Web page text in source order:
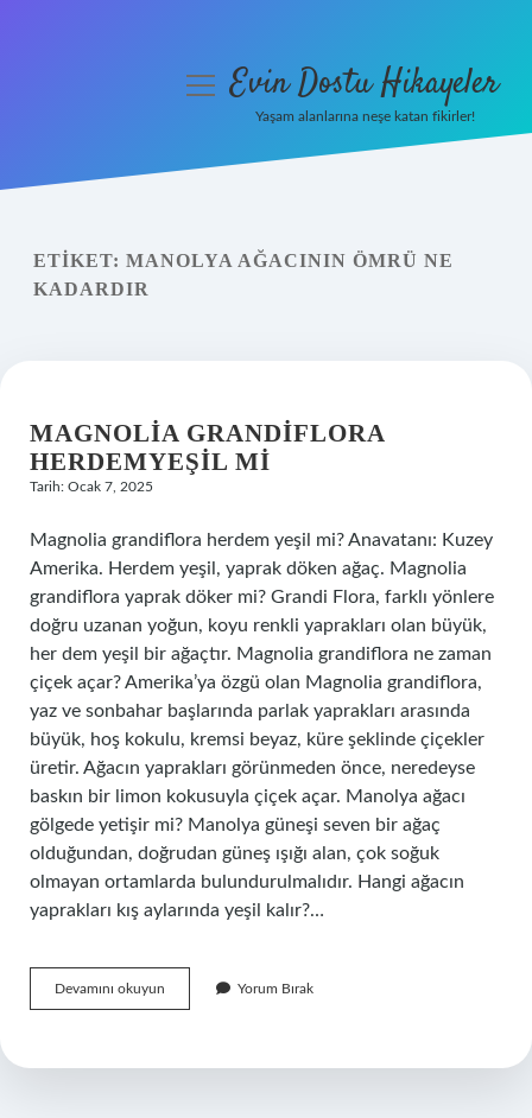
Yasal Uyarı
menüyüEvin Dostu Hikayeler
Yaşam alanlarına neşe katan fikirler!
ETIKET: MANOLYA AĞACININ ÖMRÜ NE
KADARDIR
MAGNOLIA GRANDIFLORA
HERDEMYEŞIL MI
Tarih: Ocak 7, 2025
Magnolia grandiflora herdem yeşil mi? Anavatanı: Kuzey
Amerika. Herdem yeşil, yaprak döken ağaç. Magnolia
grandiflora yaprak döker mi? Grandi Flora, farklı yönlere
doğru uzanan yoğun, koyu renkli yaprakları olan büyük,
her dem yeşil bir ağaçtır. Magnolia grandiflora ne zaman
çiçek açar? Amerika’ya özgü olan Magnolia grandiflora,
yaz ve sonbahar başlarında parlak yaprakları arasında
büyük, hoş kokulu, kremsi beyaz, küre şeklinde çiçekler
üretir. Ağacın yaprakları görünmeden önce, neredeyse
baskın bir limon kokusuyla çiçek açar. Manolya ağacı
gölgede yetişir mi? Manolya güneşi seven bir ağaç
olduğundan, doğrudan güneş ışığı alan, çok soğuk
olmayan ortamlarda bulundurulmalıdır. Hangi ağacın
yaprakları kış aylarında yeşil kalır?…
Devamını okuyun Magnolia
Grandiflora
Yorum Bırak